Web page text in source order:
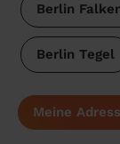
Berlin
Berlin Tegel
Meine